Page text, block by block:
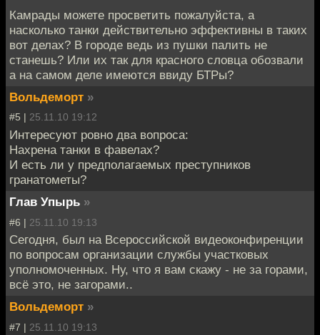
Камрады можете просветить пожалуйста, а
насколько танки действительно эффективны в таких
вот делах? В городе ведь из пушки палить не
станешь? Или их так для красного словца обозвали
а на самом деле имеются ввиду БТРы?
Вольдеморт »
#5 | 25.11.10 19:12
Интересуют ровно два вопроса:
Нахрена танки в фавелах?
И есть ли у предполагаемых преступников
гранатометы?
Глав Упырь »
#6 | 25.11.10 19:13
Сегодня, был на Всероссийской видеоконфиренции
по вопросам организации службы участковых
уполномоченных. Ну, что я вам скажу - не за горами,
всё это, не загорами..
Вольдеморт »
#7 | 25.11.10 19:13